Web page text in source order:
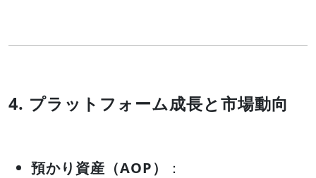
4. プラットフォーム成長と市場動向
預かり資産（AOP） ：